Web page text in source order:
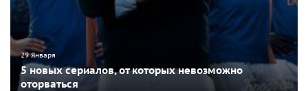
29 Января
5 новых сериалов, от которых невозможно
оторваться